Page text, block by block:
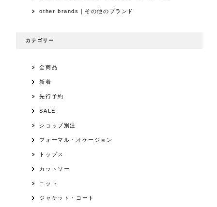
other brands｜その他のブランド
カテゴリー
全商品
新着
先行予約
SALE
ショップ別注
フォーマル・オケージョン
トップス
カットソー
ニット
ジャケット・コート